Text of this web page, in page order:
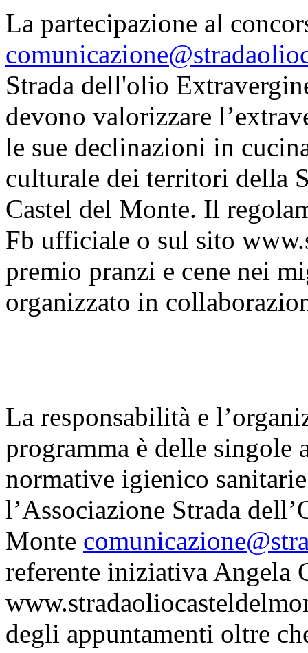
La partecipazione al
Strada dell'olio
devono valorizzare
le sue declinazioni in
culturale dei territori della
Castel del Monte. Il
Fb ufficiale o sul sito
premio pranzi e cene nei
organizzato in
La responsabilità e
programma è delle singole
normative igienico
l’Associazione Strada
Monte
referente iniziativa Angela
degli appuntamenti oltre